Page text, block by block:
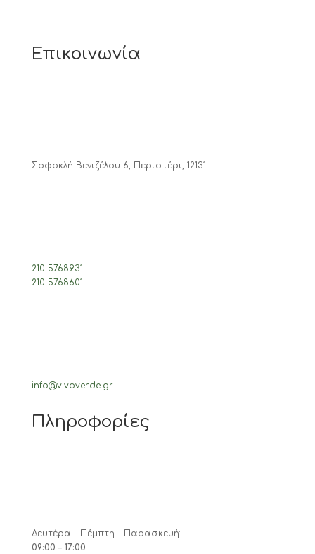
Επικοινωνία
Σοφοκλή Βενιζέλου 6, Περιστέρι, 12131
210 5768931
210 5768601
info@vivoverde.gr
Πληροφορίες
Δευτέρα – Πέμπτη – Παρασκευή:
09:00 – 17:00